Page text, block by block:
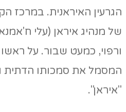
הגרעין האיראנית. במרכז
של מנהיג איראן (עלי
ורפוי, כמעט שבור. על
המסמל את סמכותו הדתית
"איראן".